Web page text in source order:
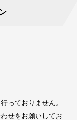
っておりません。
せをお願いしてお